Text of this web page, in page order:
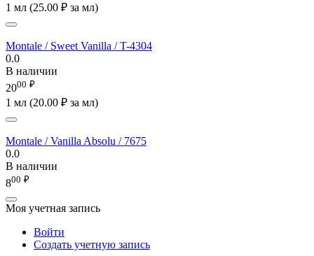
1 мл (25.00 ₽ за мл)
Montale / Sweet Vanilla / T-4304
0.0
В наличии
2000 ₽
1 мл (20.00 ₽ за мл)
Montale / Vanilla Absolu / 7675
0.0
В наличии
800 ₽
Моя учетная запись
Войти
Создать учетную запись